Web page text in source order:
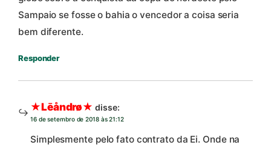
Sampaio se fosse o bahia o vencedor a coisa seria
bem diferente.
Responder
★Lēåndrø★ disse:
16 de setembro de 2018 às 21:12
Simplesmente pelo fato contrato da Ei. Onde na